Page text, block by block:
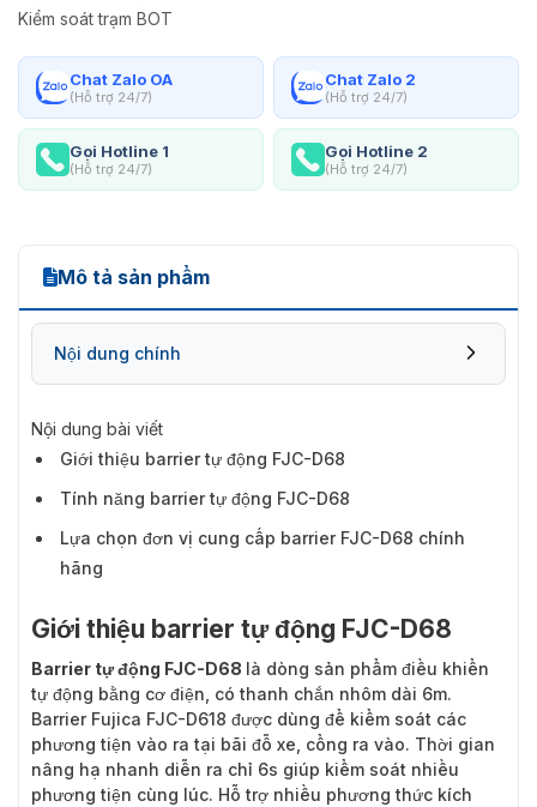
Kiểm soát trạm BOT
Chat Zalo OA
(Hỗ trợ 24/7)
Chat Zalo 2
(Hỗ trợ 24/7)
Gọi Hotline 1
(Hỗ trợ 24/7)
Gọi Hotline 2
(Hỗ trợ 24/7)
Mô tả sản phẩm
Nội dung chính
Nội dung bài viết
Giới thiệu barrier tự động FJC-D68
Tính năng barrier tự động FJC-D68
Lựa chọn đơn vị cung cấp barrier FJC-D68 chính
hãng
Giới thiệu barrier tự động FJC-D68
Barrier tự động FJC-D68 là dòng sản phẩm điều khiển
tự động bằng cơ điện, có thanh chắn nhôm dài 6m.
Barrier Fujica FJC-D618 được dùng để kiểm soát các
phương tiện vào ra tại bãi đỗ xe, cổng ra vào. Thời gian
nâng hạ nhanh diễn ra chỉ 6s giúp kiểm soát nhiều
phương tiện cùng lúc. Hỗ trợ nhiều phương thức kích